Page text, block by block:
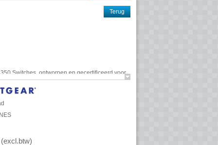
Terug
Switches, ontworpen en gecertificeerd voor
De M4350 biedt alle eenvoud
revolutionaire
(excl.btw)